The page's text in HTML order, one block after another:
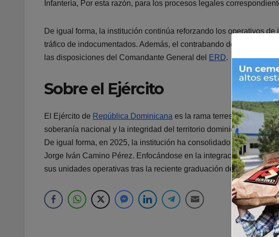
Infantería, Por esta razón, para los procesos legales
De igual forma, la institución continúa reforzando los operativos
tráfico de indocumentados. Además, el contrabando de
las disposiciones del Comandante General del
ERD.
Sobre el Ejército
El Ejército de República Dominicana es la rama terrestre de las
soberanía nacional y la integridad del territorio dominicano. Con
De igual forma, en 2025, la institución ha consolidado su proceso
Jorge Iván Camino Pérez. Enfocándose en la integración de
sus unidades operativas tras la reciente graduación de cientos de